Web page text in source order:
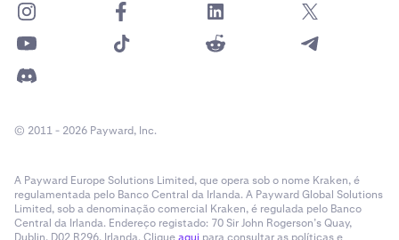
© 2011 - 2026 Payward, Inc.
A Payward Europe Solutions Limited, que opera sob o nome Kraken, é
regulamentada pelo Banco Central da Irlanda. A Payward Global Solutions
Limited, sob a denominação comercial Kraken, é regulada pelo Banco
Central da Irlanda. Endereço registado: 70 Sir John Rogerson’s Quay,